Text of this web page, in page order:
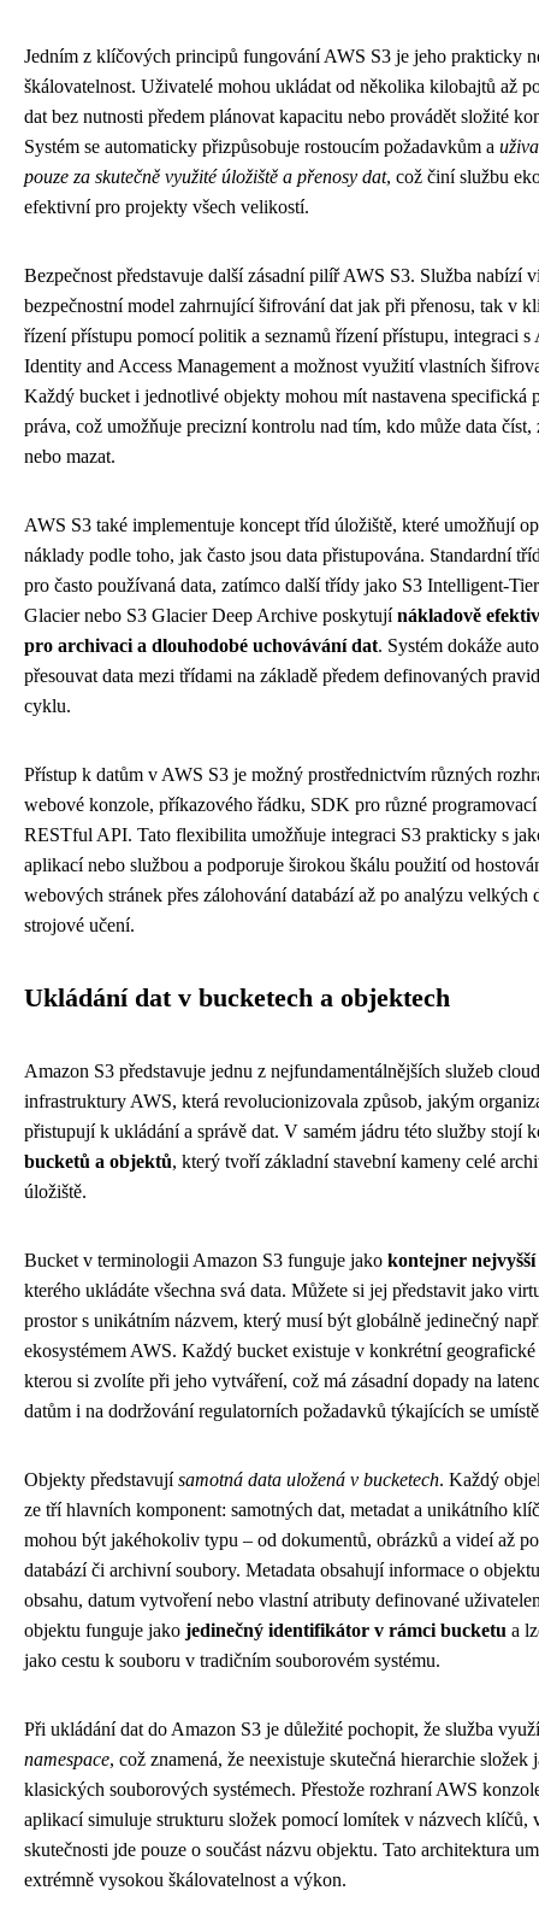
Jedním z klíčových principů fungování AWS S3 je jeho prakticky
škálovatelnost. Uživatelé mohou ukládat od několika kilobajtů až
dat bez nutnosti předem plánovat kapacitu nebo provádět složité
Systém se automaticky přizpůsobuje rostoucím požadavkům a
pouze za skutečně využité úložiště a přenosy dat, což činí službu
efektivní pro projekty všech velikostí.
Bezpečnost představuje další zásadní pilíř AWS S3. Služba nabízí
bezpečnostní model zahrnující šifrování dat jak při přenosu, tak v
řízení přístupu pomocí politik a seznamů řízení přístupu, integraci s
Identity and Access Management a možnost využití vlastních
Každý bucket i jednotlivé objekty mohou mít nastavena specifická
práva, což umožňuje precizní kontrolu nad tím, kdo může data číst,
nebo mazat.
AWS S3 také implementuje koncept tříd úložiště, které umožňují
náklady podle toho, jak často jsou data přistupována. Standardní
pro často používaná data, zatímco další třídy jako S3 Intelligent-
Glacier nebo S3 Glacier Deep Archive poskytujínákladově
pro archivaci a dlouhodobé uchovávání dat. Systém dokáže
přesouvat data mezi třídami na základě předem definovaných
cyklu.
Přístup k datům v AWS S3 je možný prostřednictvím různých
webové konzole, příkazového řádku, SDK pro různé
RESTful API. Tato flexibilita umožňuje integraci S3 prakticky s
aplikací nebo službou a podporuje širokou škálu použití od
webových stránek přes zálohování databází až po analýzu velkých
strojové učení.
Ukládání dat v bucketech a objektech
Amazon S3 představuje jednu z nejfundamentálnějších služeb
infrastruktury AWS, která revolucionizovala způsob, jakým
přistupují k ukládání a správě dat. V samém jádru této služby stojí
bucketů a objektů, který tvoří základní stavební kameny celé
úložiště.
Bucket v terminologii Amazon S3 funguje jako kontejner
kterého ukládáte všechna svá data. Můžete si jej představit jako
prostor s unikátním názvem, který musí být globálně jedinečný
ekosystémem AWS. Každý bucket existuje v konkrétní
kterou si zvolíte při jeho vytváření, což má zásadní dopady na
datům i na dodržování regulatorních požadavků týkajících se
Objekty představujísamotná data uložená v bucketech. Každý
ze tří hlavních komponent: samotných dat, metadat a unikátního
mohou být jakéhokoliv typu – od dokumentů, obrázků a videí až
databází či archivní soubory. Metadata obsahují informace o
obsahu, datum vytvoření nebo vlastní atributy definované
objektu funguje jako jedinečný identifikátor v rámci bucketu a
jako cestu k souboru v tradičním souborovém systému.
Při ukládání dat do Amazon S3 je důležité pochopit, že služba
namespace, což znamená, že neexistuje skutečná hierarchie složek
klasických souborových systémech. Přestože rozhraní AWS
aplikací simuluje strukturu složek pomocí lomítek v názvech klíčů,
skutečnosti jde pouze o součást názvu objektu. Tato architektura
extrémně vysokou škálovatelnost a výkon.